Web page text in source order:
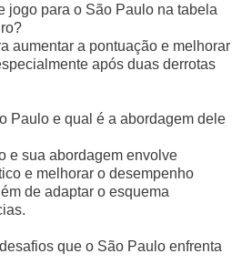
jogo para o São Paulo na tabela
aumentar a pontuação e melhorar
após duas derrotas
Paulo e qual é a abordagem dele
e sua abordagem envolve
e melhorar o desempenho
de adaptar o esquema
que o São Paulo enfrenta